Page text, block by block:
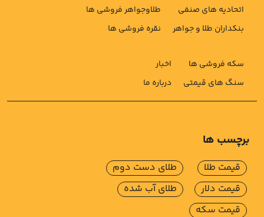
اتحادیه های صنفی
بنکداران طلا و جواهر
طلاوجواهر فروشی ها
نقره فروشی ها
سکه فروشی ها
سنگ های قیمتی
اخبار
درباره ما
برچسب ها
قیمت طلا
قیمت دلار
قیمت سکه
طلای دست دوم
طلای آب شده